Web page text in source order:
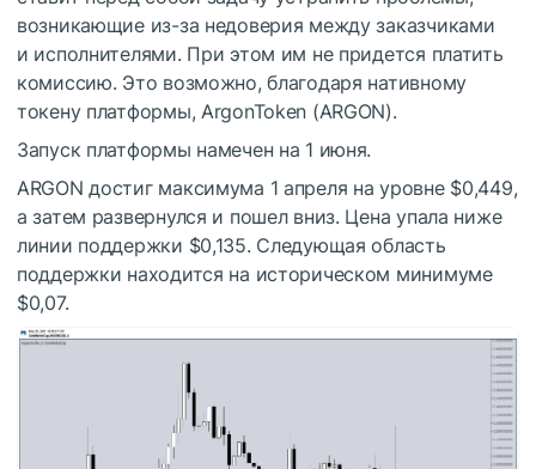
возникающие из-за недоверия между заказчиками
и исполнителями. При этом им не придется платить
комиссию. Это возможно, благодаря нативному
токену платформы, ArgonToken (ARGON).
Запуск платформы намечен на 1 июня.
ARGON достиг максимума 1 апреля на уровне $0,449,
а затем развернулся и пошел вниз. Цена упала ниже
линии поддержки $0,135. Следующая область
поддержки находится на историческом минимуме
$0,07.